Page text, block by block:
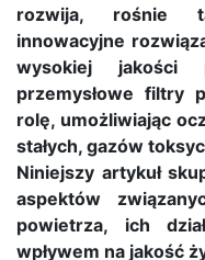
rozwija, rośnie
innowacyjne
wysokiej
przemysłowe filtry
rolę, umożliwiając
stałych, gazów
Niniejszy artykuł
aspektów
powietrza, ich
wpływem na jakość